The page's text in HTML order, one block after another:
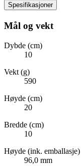
Spesifikasjoner
Mål og vekt
Dybde (cm)
10
Vekt (g)
590
Høyde (cm)
20
Bredde (cm)
10
Høyde (ink. emballasje)
96,0 mm